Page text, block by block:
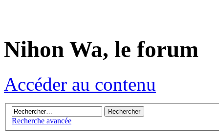
Nihon Wa, le forum
Accéder au contenu
Recherche avancée